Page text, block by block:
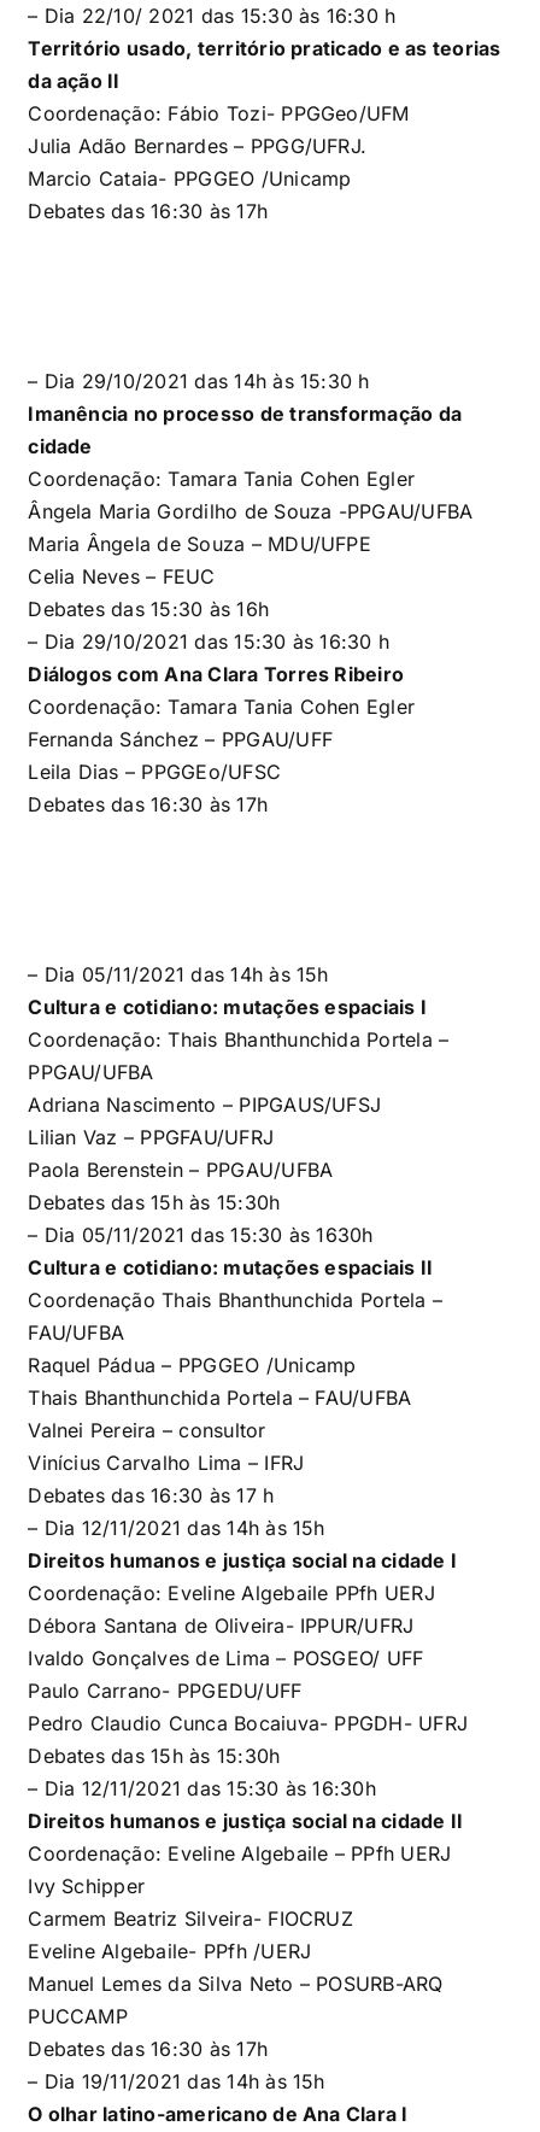
– Dia 22/10/ 2021 das 15:30 às 16:30 h
Território usado, território praticado e as teorias
da ação II
Coordenação: Fábio Tozi- PPGGeo/UFM
Julia Adão Bernardes – PPGG/UFRJ.
Marcio Cataia- PPGGEO /Unicamp
Debates das 16:30 às 17h
– Dia 29/10/2021 das 14h às 15:30 h
Imanência no processo de transformação da
cidade
Coordenação:Tamara Tania Cohen Egler
Ângela Maria Gordilho de Souza -PPGAU/UFBA
Maria Ângela de Souza – MDU/UFPE
Celia Neves – FEUC
Debates das 15:30 às 16h
– Dia 29/10/2021 das 15:30 às 16:30 h
Diálogos com Ana Clara Torres Ribeiro
Coordenação: Tamara Tania Cohen Egler
Fernanda Sánchez – PPGAU/UFF
Leila Dias – PPGGEo/UFSC
Debates das 16:30 às 17h
– Dia 05/11/2021 das 14h às 15h
Cultura e cotidiano: mutações espaciais I
Coordenação:Thais Bhanthunchida Portela –
PPGAU/UFBA
Adriana Nascimento – PIPGAUS/UFSJ
Lilian Vaz – PPGFAU/UFRJ
Paola Berenstein – PPGAU/UFBA
Debates das 15h às 15:30h
– Dia 05/11/2021 das 15:30 às 1630h
Cultura e cotidiano: mutações espaciais II
Coordenação Thais Bhanthunchida Portela –
FAU/UFBA
Raquel Pádua – PPGGEO /Unicamp
Thais Bhanthunchida Portela – FAU/UFBA
Valnei Pereira – consultor
Vinícius Carvalho Lima – IFRJ
Debates das 16:30 às 17 h
– Dia 12/11/2021 das 14h às 15h
Direitos humanos e justiça social na cidade I
Coordenação: Eveline Algebaile PPfh UERJ
Débora Santana de Oliveira- IPPUR/UFRJ
Ivaldo Gonçalves de Lima – POSGEO/ UFF
Paulo Carrano- PPGEDU/UFF
Pedro Claudio Cunca Bocaiuva- PPGDH- UFRJ
Debates das 15h às 15:30h
– Dia 12/11/2021 das 15:30 às 16:30h
Direitos humanos e justiça social na cidade II
Coordenação: Eveline Algebaile –PPfh UERJ
Ivy Schipper
Carmem Beatriz Silveira- FIOCRUZ
Eveline Algebaile- PPfh /UERJ
Manuel Lemes da Silva Neto – POSURB-ARQ
PUCCAMP
Debates das 16:30 às 17h
– Dia 19/11/2021 das 14h às 15h
O olhar latino-americano de Ana Clara I